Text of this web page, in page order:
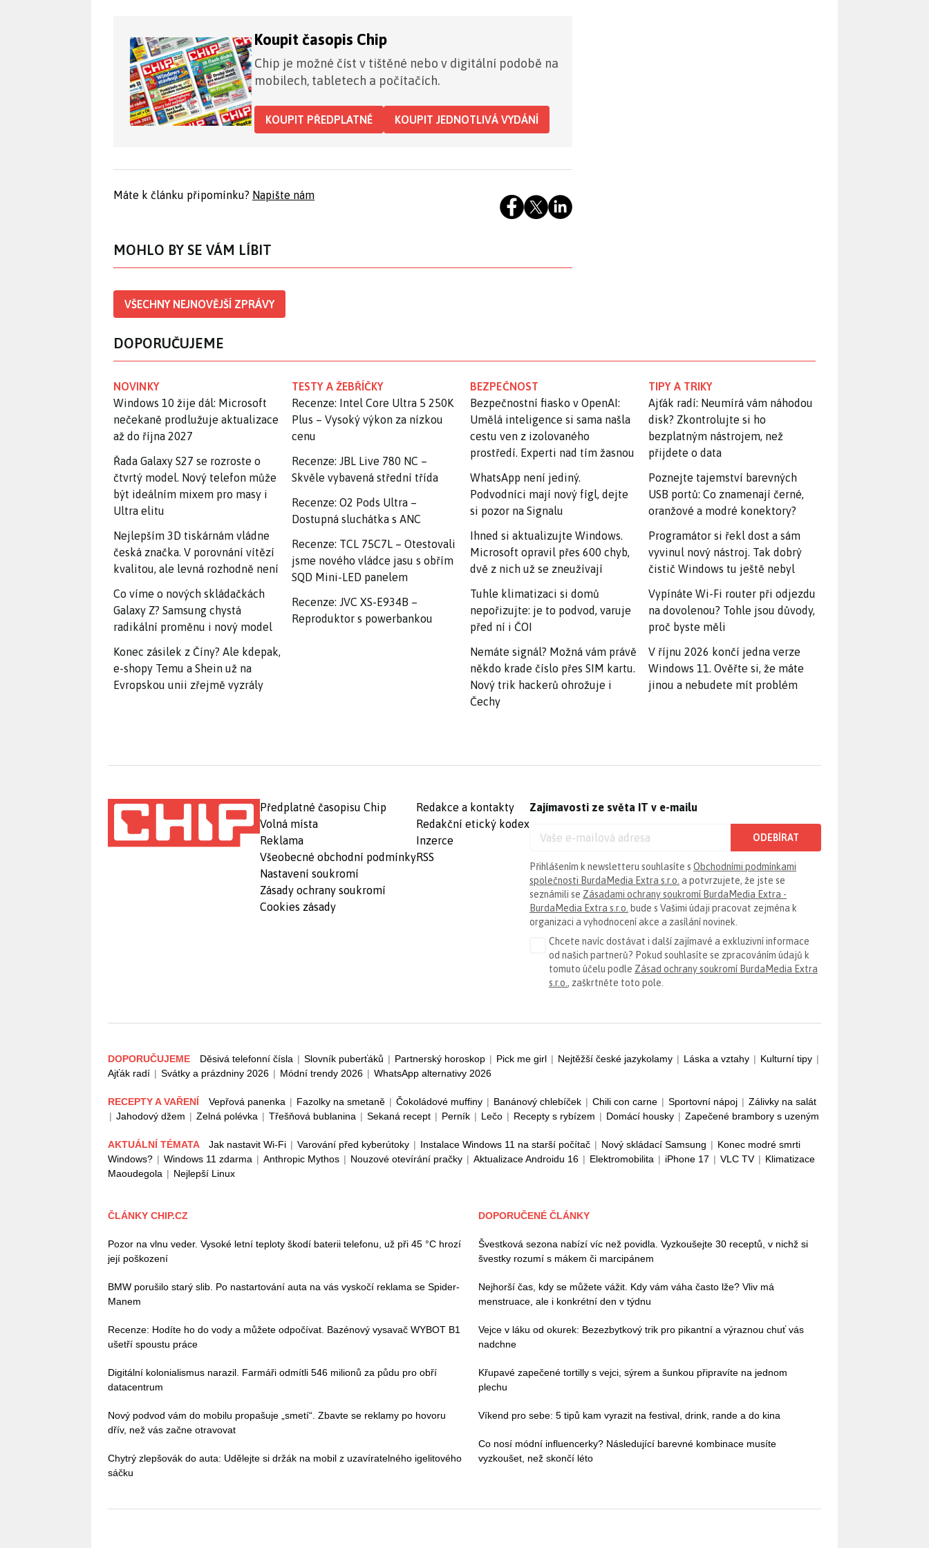
Koupit časopis Chip
Chip je možné číst v tištěné nebo v digitální podobě na
mobilech, tabletech a počítačích.
KOUPIT PŘEDPLATNÉ KOUPIT JEDNOTLIVÁ VYDÁNÍ
Máte k článku připomínku? Napište nám
MOHLO BY SE VÁM LÍBIT
VŠECHNY NEJNOVĚJŠÍ ZPRÁVY
DOPORUČUJEME
NOVINKY
Windows 10 žije dál: Microsoft
nečekaně prodlužuje aktualizace
až do října 2027
Řada Galaxy S27 se rozroste o
čtvrtý model. Nový telefon může
být ideálním mixem pro masy i
Ultra elitu
Nejlepším 3D tiskárnám vládne
česká značka. V porovnání vítězí
kvalitou, ale levná rozhodně není
Co víme o nových skládačkách
Galaxy Z? Samsung chystá
radikální proměnu i nový model
Konec zásilek z Číny? Ale kdepak,
e-shopy Temu a Shein už na
Evropskou unii zřejmě vyzrály
TESTY A ŽEBŘÍČKY
Recenze: Intel Core Ultra 5 250K
Plus – Vysoký výkon za nízkou
cenu
Recenze: JBL Live 780 NC –
Skvěle vybavená střední třída
Recenze: O2 Pods Ultra –
Dostupná sluchátka s ANC
Recenze: TCL 75C7L – Otestovali
jsme nového vládce jasu s obřím
SQD Mini-LED panelem
Recenze: JVC XS-E934B –
Reproduktor s powerbankou
BEZPEČNOST
Bezpečnostní fiasko v OpenAI:
Umělá inteligence si sama našla
cestu ven z izolovaného
prostředí. Experti nad tím žasnou
WhatsApp není jediný.
Podvodníci mají nový fígl, dejte
si pozor na Signalu
Ihned si aktualizujte Windows.
Microsoft opravil přes 600 chyb,
dvě z nich už se zneužívají
Tuhle klimatizaci si domů
nepořizujte: je to podvod, varuje
před ní i ČOI
Nemáte signál? Možná vám právě
někdo krade číslo přes SIM kartu.
Nový trik hackerů ohrožuje i
Čechy
TIPY A TRIKY
Ajťák radí: Neumírá vám náhodou
disk? Zkontrolujte si ho
bezplatným nástrojem, než
přijdete o data
Poznejte tajemství barevných
USB portů: Co znamenají černé,
oranžové a modré konektory?
Programátor si řekl dost a sám
vyvinul nový nástroj. Tak dobrý
čistič Windows tu ještě nebyl
Vypínáte Wi-Fi router při odjezdu
na dovolenou? Tohle jsou důvody,
proč byste měli
V říjnu 2026 končí jedna verze
Windows 11. Ověřte si, že máte
jinou a nebudete mít problém
Předplatné časopisu Chip
Volná místa
Reklama
Všeobecné obchodní podmínky
Nastavení soukromí
Zásady ochrany soukromí
Cookies zásady
Redakce a kontakty
Redakční etický kodex
Inzerce
RSS
Zajímavosti ze světa IT v e-mailu
ODEBÍRAT
Přihlášením k newsletteru souhlasíte s Obchodními podmínkami
společnosti BurdaMedia Extra s.r.o. a potvrzujete, že jste se
seznámili se Zásadami ochrany soukromí BurdaMedia Extra -
BurdaMedia Extra s.r.o. bude s Vašimi údaji pracovat zejména k
organizaci a vyhodnocení akce a zasílání novinek.
Chcete navíc dostávat i další zajímavé a exkluzivní informace
od našich partnerů? Pokud souhlasíte se zpracováním údajů k
tomuto účelu podle Zásad ochrany soukromí BurdaMedia Extra
s.r.o. , zaškrtněte toto pole.
DOPORUČUJEME Děsivá telefonní čísla | Slovník puberťáků | Partnerský horoskop | Pick me girl | Nejtěžší české jazykolamy | Láska a vztahy | Kulturní tipy |
Ajťák radí | Svátky a prázdniny 2026 | Módní trendy 2026 | WhatsApp alternativy 2026
RECEPTY A VAŘENÍ Vepřová panenka | Fazolky na smetaně | Čokoládové muffiny | Banánový chlebíček | Chili con carne | Sportovní nápoj | Zálivky na salát
| Jahodový džem | Zelná polévka | Třešňová bublanina | Sekaná recept | Perník | Lečo | Recepty s rybízem | Domácí housky | Zapečené brambory s uzeným
AKTUÁLNÍ TÉMATA Jak nastavit Wi-Fi | Varování před kyberútoky | Instalace Windows 11 na starší počítač | Nový skládací Samsung | Konec modré smrti
Windows? | Windows 11 zdarma | Anthropic Mythos | Nouzové otevírání pračky | Aktualizace Androidu 16 | Elektromobilita | iPhone 17 | VLC TV | Klimatizace
Maoudegola | Nejlepší Linux
ČLÁNKY CHIP.CZ
Pozor na vlnu veder. Vysoké letní teploty škodí baterii telefonu, už při 45 °C hrozí
její poškození
BMW porušilo starý slib. Po nastartování auta na vás vyskočí reklama se Spider-
Manem
Recenze: Hodíte ho do vody a můžete odpočívat. Bazénový vysavač WYBOT B1
ušetří spoustu práce
Digitální kolonialismus narazil. Farmáři odmítli 546 milionů za půdu pro obří
datacentrum
Nový podvod vám do mobilu propašuje „smetí“. Zbavte se reklamy po hovoru
dřív, než vás začne otravovat
Chytrý zlepšovák do auta: Udělejte si držák na mobil z uzavíratelného igelitového
sáčku
DOPORUČENÉ ČLÁNKY
Švestková sezona nabízí víc než povidla. Vyzkoušejte 30 receptů, v nichž si
švestky rozumí s mákem či marcipánem
Nejhorší čas, kdy se můžete vážit. Kdy vám váha často lže? Vliv má
menstruace, ale i konkrétní den v týdnu
Vejce v láku od okurek: Bezezbytkový trik pro pikantní a výraznou chuť vás
nadchne
Křupavé zapečené tortilly s vejci, sýrem a šunkou připravíte na jednom
plechu
Víkend pro sebe: 5 tipů kam vyrazit na festival, drink, rande a do kina
Co nosí módní influencerky? Následující barevné kombinace musíte
vyzkoušet, než skončí léto